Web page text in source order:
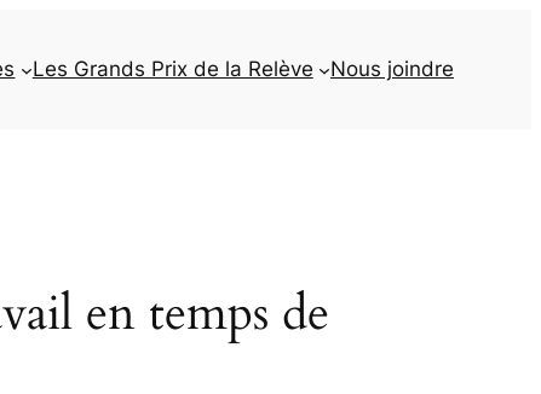
Les Grands Prix de la Relève Nous joindre
en temps de